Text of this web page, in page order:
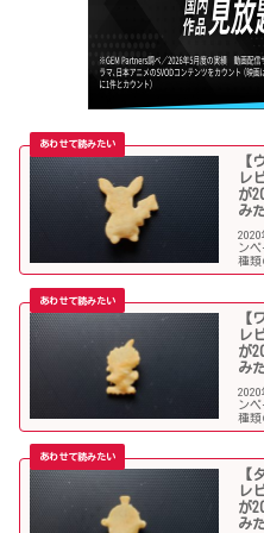
【
レ
が
み
ン
種類
一覧
【
レ
が
み
ン
種類
一覧
【
レ
が
み